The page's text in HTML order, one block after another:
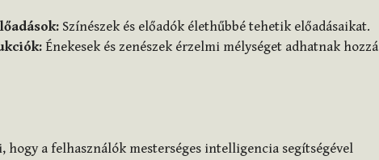
Színészek és előadók élethűbbé tehetik előadásaikat.
Énekesek és zenészek érzelmi mélységet adhatnak hozzá
hogy a felhasználók mesterséges intelligencia segítségével